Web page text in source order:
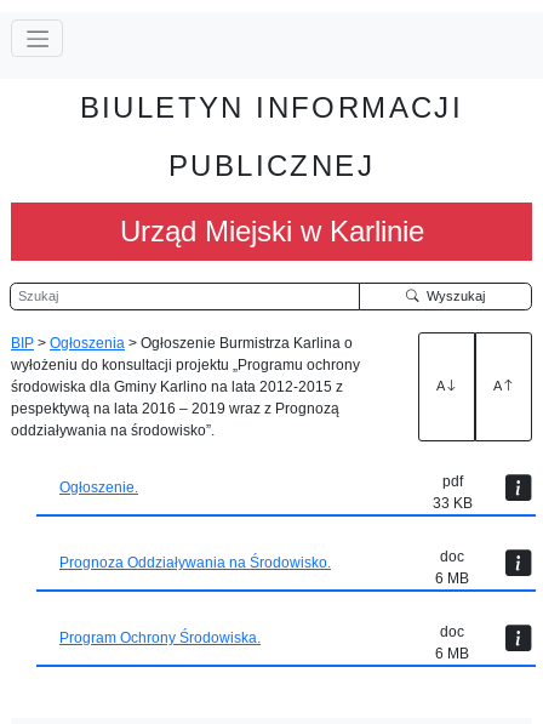
BIULETYN INFORMACJI
PUBLICZNEJ
Urząd Miejski w Karlinie
Szukaj Wyszukaj
BIP > Ogłoszenia > Ogłoszenie Burmistrza Karlina o
wyłożeniu do konsultacji projektu „Programu ochrony
środowiska dla Gminy Karlino na lata 2012-2015 z
pespektywą na lata 2016 – 2019 wraz z Prognozą
oddziaływania na środowisko”.
A A
Ogłoszenie.
pdf
33 KB
Prognoza Oddziaływania na Środowisko.
doc
6 MB
Program Ochrony Środowiska.
doc
6 MB